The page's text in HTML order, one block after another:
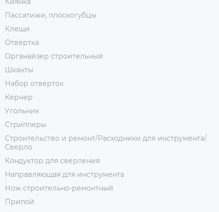
Пассатижи, плоскогубцы
Клещи
Отвертка
Органайзер строительный
Шканты
Набор отверток
Кернер
Угольник
Стрипперы
Строительство и ремонт/Расходники для инструмента/
Сверло
Кондуктор для сверления
Направляющая для инструмента
Нож строительно-ремонтный
Припой